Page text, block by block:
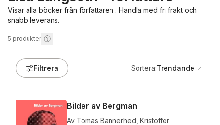
Visar alla böcker från författaren . Handla med fri frakt och
snabb leverans.
5 produkter
Filtrera Sortera:Trendande
Bilder av Bergman
Av Tomas Bannerhed Kristoffer